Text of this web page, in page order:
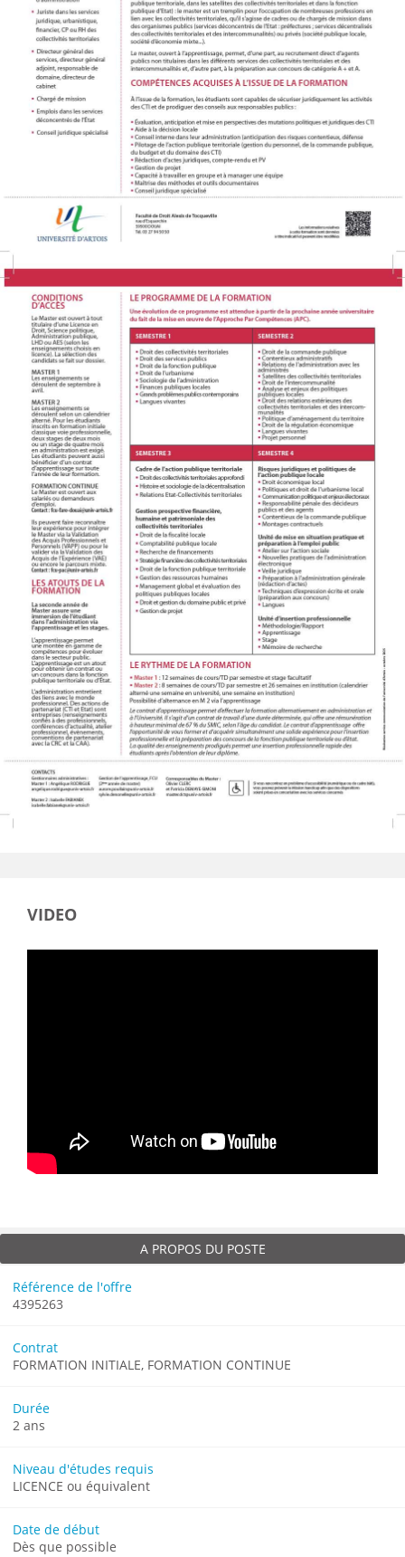
VIDEO
A PROPOS DU POSTE
Référence de l'offre
4395263
Contrat
FORMATION INITIALE, FORMATION CONTINUE
Durée
2 ans
Niveau d'études requis
LICENCE ou équivalent
Date de début
Dès que possible